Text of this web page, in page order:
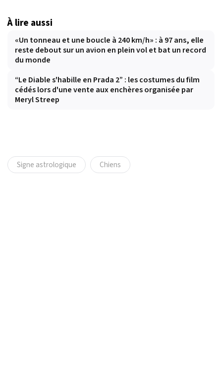
À lire aussi
«Un tonneau et une boucle à 240 km/h» : à 97 ans, elle
reste debout sur un avion en plein vol et bat un record
du monde
“Le Diable s'habille en Prada 2” : les costumes du film
cédés lors d'une vente aux enchères organisée par
Meryl Streep
Signe astrologique Chiens